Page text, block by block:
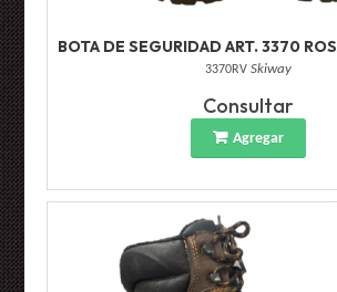
BOTA DE SEGURIDAD ART. 3370
3370RV Skiway
Consultar
Agregar